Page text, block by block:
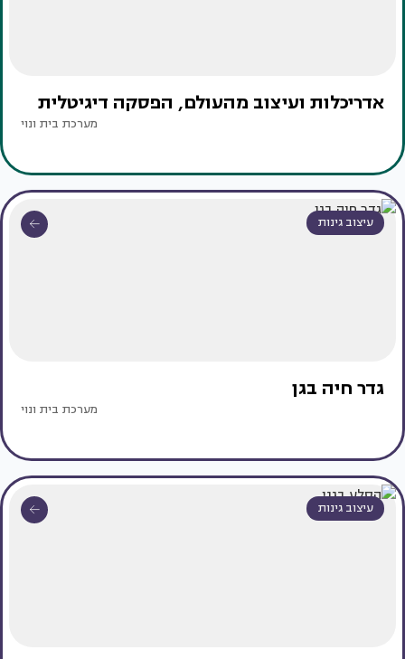
אדריכלות ועיצוב מהעולם, הפסקה דיגיטלית
מערכת בית ונוי
עיצוב גינות
גדר חיה בגן
מערכת בית ונוי
עיצוב גינות